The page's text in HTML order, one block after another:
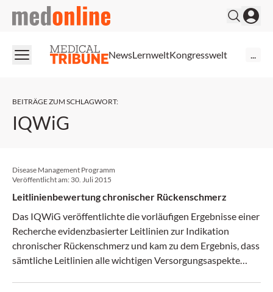
medonline
NewsLernweltKongresswelt
BEITRÄGE ZUM SCHLAGWORT:
IQWiG
Disease Management Programm
Veröffentlicht am: 30. Juli 2015
Leitlinienbewertung chronischer Rückenschmerz
Das IQWiG veröffentlichte die vorläufigen Ergebnisse einer
Recherche evidenzbasierter Leitlinien zur Indikation
chronischer Rückenschmerz und kam zu dem Ergebnis, dass
sämtliche Leitlinien alle wichtigen Versorgungsaspekte